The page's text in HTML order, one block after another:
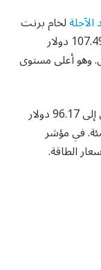
الآجلةلخام برنت
بمقدار 2.16 دولار. أو 2.05 بالمئة لتصل إلى 107.49 دولار
جرينتش. وهو أعلى مستوى
كما صعد خام غرب تكساس الوسيط الأمريكي إلى 96.17 دولار
قدرها 1.77 دولار، أو 1.88 بالمئة. في مؤشر
الطاقة.